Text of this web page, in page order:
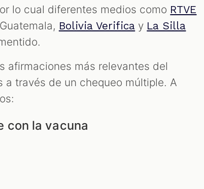
lo cual diferentes medios como RTVE
Bolivia Verifica y La Silla
afirmaciones más relevantes del
través de un chequeo múltiple. A
con la vacuna